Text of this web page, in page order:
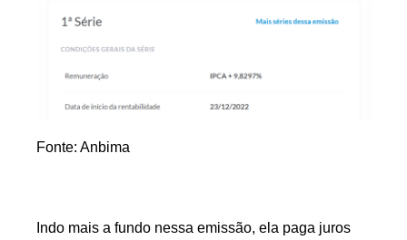
Fonte: Anbima
Indo mais a fundo nessa emissão, ela paga juros